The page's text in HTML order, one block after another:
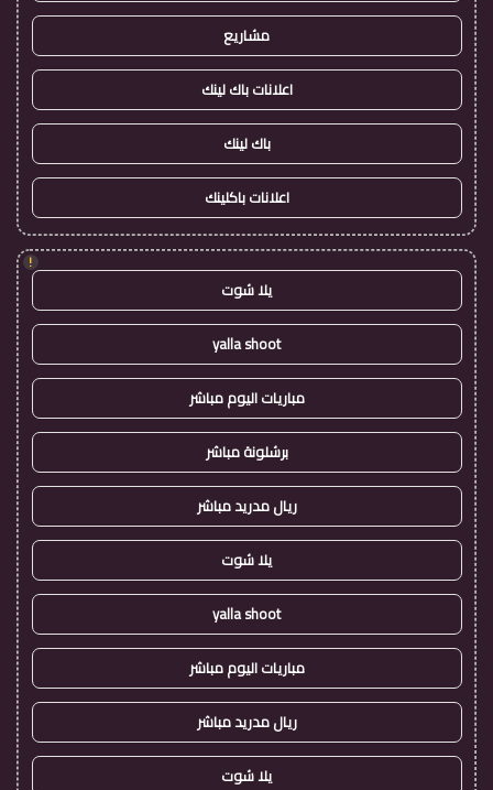
مشاريع
اعلانات باك لينك
باك لينك
اعلانات باكلينك
!
يلا شوت
yalla shoot
مباريات اليوم مباشر
برشلونة مباشر
ريال مدريد مباشر
يلا شوت
yalla shoot
مباريات اليوم مباشر
ريال مدريد مباشر
يلا شوت